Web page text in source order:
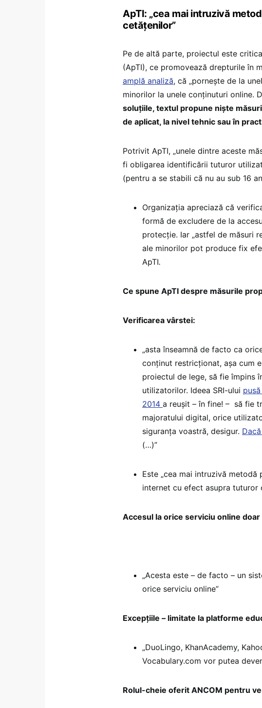
ApTI: „cea mai intruzivă
cetățenilor”
Pe de altă parte, proiectul este
(ApTI), ce promovează drepturile în
amplă analiză, că „pornește de la
minorilor la unele conținuturi online.
soluțiile, textul propune niște
de aplicat, la nivel tehnic sau în
Potrivit ApTI, „unele dintre aceste
fi obligarea identificării tuturor
(pentru a se stabili că nu au sub 16
Organizația apreciază că
formă de excludere de la
protecție. Iar „astfel de măsuri
ale minorilor pot produce fix
ApTI.
Ce spune ApTI despre măsurile
Verificarea vârstei:
„asta înseamnă de facto ca
conținut restricționat, așa cum
proiectul de lege, să fie împins
utilizatorilor. Ideea SRI-ului
2014 a reușit – în fine! – să fie
majoratului digital, orice
siguranța voastră, desigur.
(…)”
Este „cea mai intruzivă
internet cu efect asupra tuturor
Accesul la orice serviciu online
„Acesta este – de facto – un
orice serviciu online”
Excepțiile – limitate la platforme
„DuoLingo, KhanAcademy,
Vocabulary.com vor putea
Rolul-cheie oferit ANCOM pentru